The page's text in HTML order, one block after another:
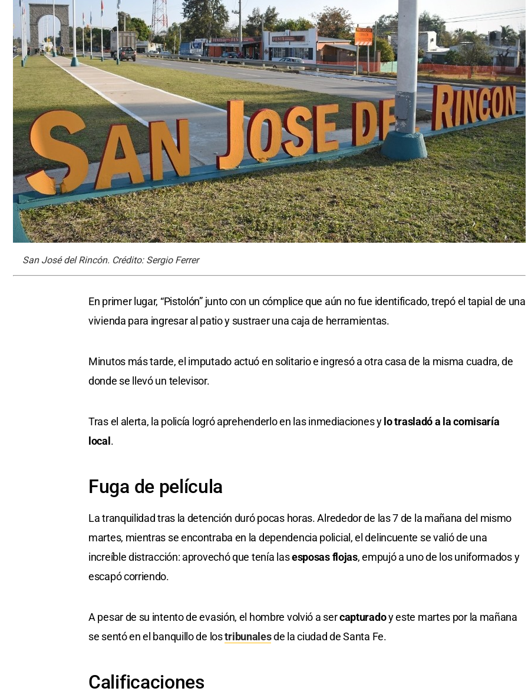
San José del Rincón. Crédito: Sergio Ferrer
En primer lugar, “Pistolón” junto con un cómplice que aún no fue identificado, trepó el tapial de una
vivienda para ingresar al patio y sustraer una caja de herramientas.
Minutos más tarde, el imputado actuó en solitario e ingresó a otra casa de la misma cuadra, de
donde se llevó un televisor.
Tras el alerta, la policía logró aprehenderlo en las inmediaciones y lo trasladó a la comisaría
local .
Fuga de película
La tranquilidad tras la detención duró pocas horas. Alrededor de las 7 de la mañana del mismo
martes, mientras se encontraba en la dependencia policial, el delincuente se valió de una
increíble distracción: aprovechó que tenía lasesposas flojas, empujó a uno de los uniformados y
escapó corriendo.
A pesar de su intento de evasión, el hombre volvió a sercapturadoy este martes por la mañana
se sentó en el banquillo de lostribunalesde la ciudad de Santa Fe.
Calificaciones